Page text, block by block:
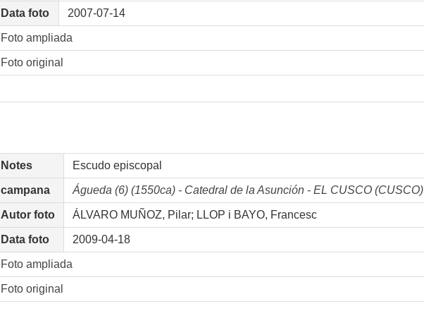
Data foto 2007-07-14
Foto ampliada
Foto original
Notes Escudo episcopal
campana Águeda (6) (1550ca) - Catedral de la Asunción - EL CUSCO (CUSCO)
Autor foto ÁLVARO MUÑOZ, Pilar; LLOP i BAYO, Francesc
Data foto 2009-04-18
Foto ampliada
Foto original